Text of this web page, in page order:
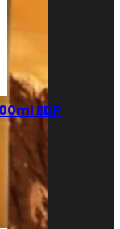
EDP